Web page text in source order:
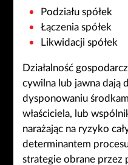
Podziału spółek
Łączenia spółek
Likwidacji spółek
Działalność
cywilna lub jawna dają
dysponowaniu
właściciela, lub
narażając na ryzyko
determinantem
strategie obrane przez